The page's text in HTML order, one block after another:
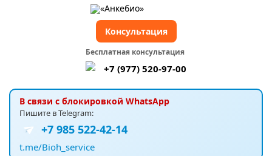
В связи с блокировкой WhatsApp
Пишите в Telegram:
+7 985 522-42-14
t.me/Bioh_service
Бесплатная консультация
+7 (977) 520-97-00
Консультация